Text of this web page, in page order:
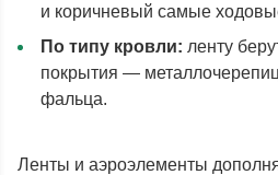
и коричневый самые
По типу кровли: ленту
покрытия —
фальца.
Ленты и аэроэлементы